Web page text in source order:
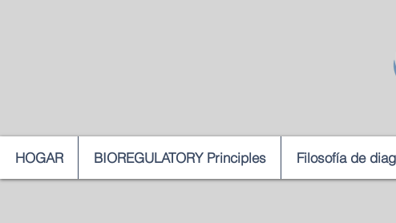
HOGAR BIOREGULATORY Principles Filosofía de